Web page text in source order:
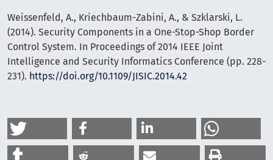
Weissenfeld, A., Kriechbaum-Zabini, A., & Szklarski, L.
(2014). Security Components in a One-Stop-Shop Border
Control System. In Proceedings of 2014 IEEE Joint
Intelligence and Security Informatics Conference (pp. 228-
231). https://doi.org/10.1109/JISIC.2014.42